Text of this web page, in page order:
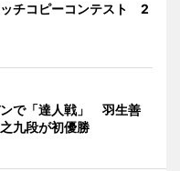
チコピーコンテスト 2
で「達人戦」 羽生善
九段が初優勝